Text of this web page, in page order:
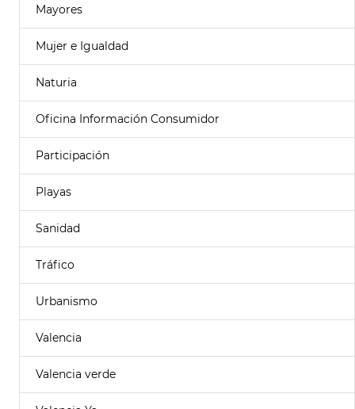
Mayores
Mujer e Igualdad
Naturia
Oficina Información Consumidor
Participación
Playas
Sanidad
Tráfico
Urbanismo
Valencia
Valencia verde